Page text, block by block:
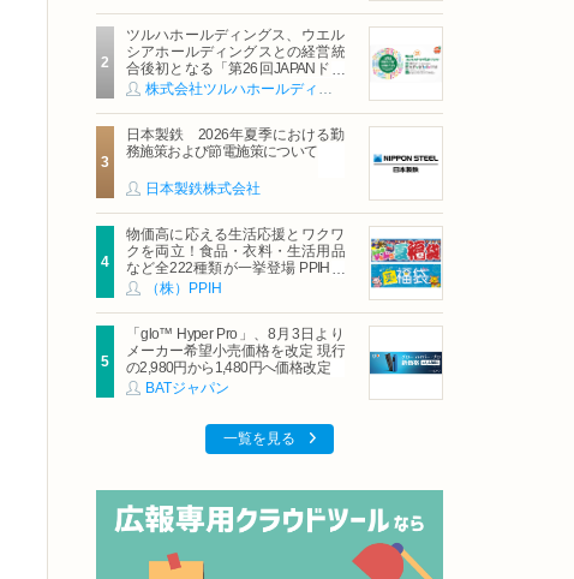
ツルハホールディングス、ウエル
シアホールディングスとの経営統
合後初となる「第26回JAPANドラ
ッグストアショー」に出展
株式会社ツルハホールディングス
日本製鉄 2026年夏季における勤
務施策および節電施策について
日本製鉄株式会社
物価高に応える生活応援とワクワ
クを両立！食品・衣料・生活用品
など全222種類が一挙登場 PPIHグ
ループ「夏福袋」＆セール 8月6日
（株）PPIH
「glo™ Hyper Pro」、8月3日より
メーカー希望小売価格を改定 現行
の2,980円から1,480円へ価格改定
BATジャパン
一覧を見る